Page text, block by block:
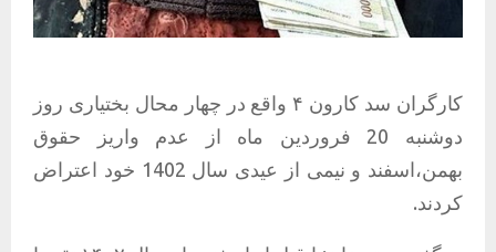
کارگران سد کارون ۴ واقع در چهار محال بختیاری روز
دوشنبه 20 فروردین ماه از عدم واریز حقوق
بهمن،اسفند و نیمی از عیدی سال 1402 خود اعتراض
کردند.